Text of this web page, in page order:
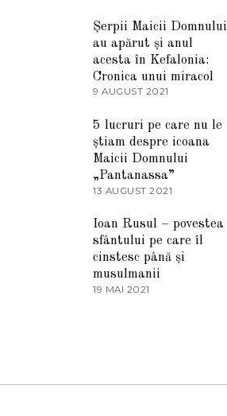
U
L
I
2
0
5
Șerpii Maicii Domnului
au apărut și anul
acesta în Kefalonia:
Cronica unui miracol
9 AUGUST 2021
A
R
T
I
2
2
2
5 lucruri pe care nu le
știam despre icoana
Maicii Domnului
„Pantanassa”
13 AUGUST 2021
U
G
U
S
Ioan Rusul – povestea
sfântului pe care îl
cinstesc până și
musulmanii
19 MAI 2021